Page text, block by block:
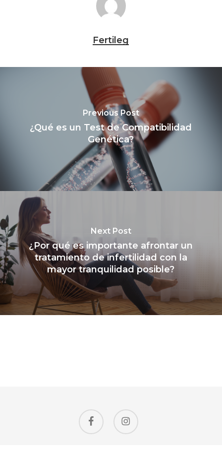
Fertileg
Previous Post
¿Qué es un Test de Compatibilidad
Genética?
Next Post
¿Por qué es importante afrontar un
tratamiento de infertilidad con la
mayor tranquilidad posible?
facebook instagram